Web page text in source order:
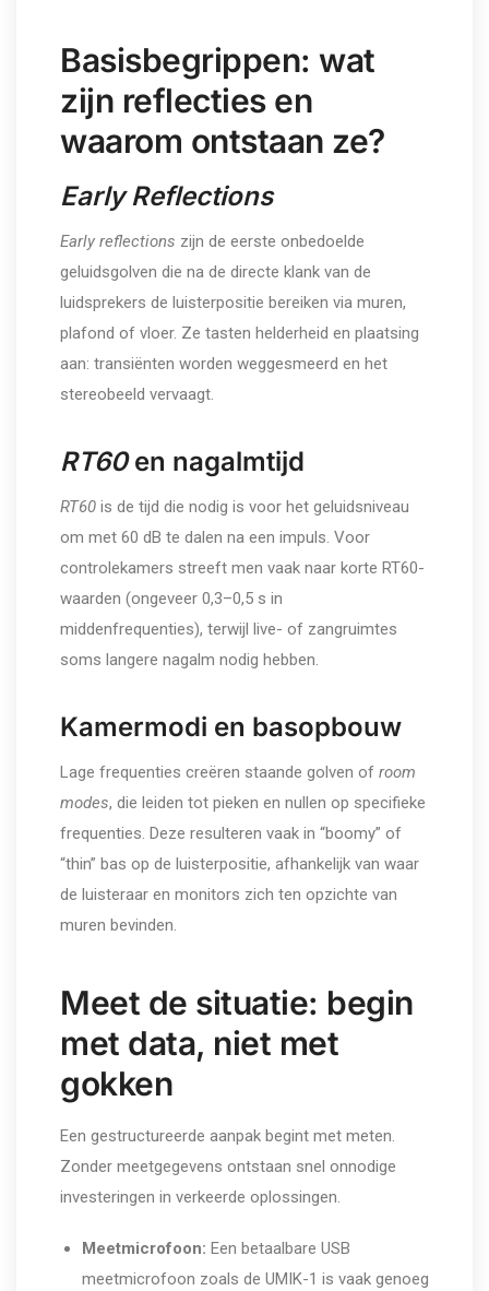
Basisbegrippen: wat
zijn reflecties en
waarom ontstaan ze?
Early Reflections
Early reflections zijn de eerste onbedoelde
geluidsgolven die na de directe klank van de
luidsprekers de luisterpositie bereiken via muren,
plafond of vloer. Ze tasten helderheid en plaatsing
aan: transiënten worden weggesmeerd en het
stereobeeld vervaagt.
RT60en nagalmtijd
RT60 is de tijd die nodig is voor het geluidsniveau
om met 60 dB te dalen na een impuls. Voor
controlekamers streeft men vaak naar korte RT60-
waarden (ongeveer 0,3–0,5 s in
middenfrequenties), terwijl live- of zangruimtes
soms langere nagalm nodig hebben.
Kamermodi en basopbouw
Lage frequenties creëren staande golven of room
modes, die leiden tot pieken en nullen op specifieke
frequenties. Deze resulteren vaak in “boomy” of
“thin” bas op de luisterpositie, afhankelijk van waar
de luisteraar en monitors zich ten opzichte van
muren bevinden.
Meet de situatie: begin
met data, niet met
gokken
Een gestructureerde aanpak begint met meten.
Zonder meetgegevens ontstaan snel onnodige
investeringen in verkeerde oplossingen.
Meetmicrofoon: Een betaalbare USB
meetmicrofoon zoals de UMIK-1 is vaak genoeg